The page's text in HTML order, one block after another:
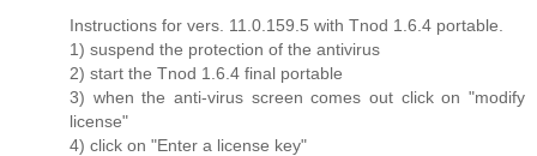
Instructions for vers. 11.0.159.5 with Tnod 1.6.4 portable.
1) suspend the protection of the antivirus
2) start the Tnod 1.6.4 final portable
3) when the anti-virus screen comes out click on "modify
license"
4) click on "Enter a license key"